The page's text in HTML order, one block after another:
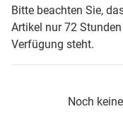
Bitte beachten Sie,
Artikel nur 72
Verfügung steht.
Noch